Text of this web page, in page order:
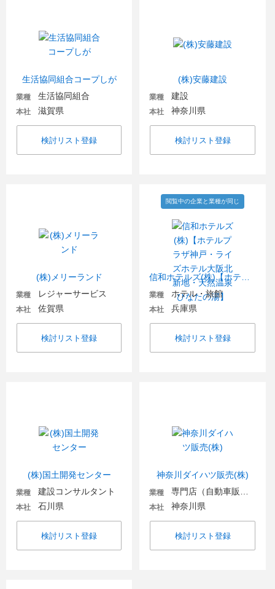
生活協同組合コープしが
業種 生活協同組合
本社 滋賀県
検討リスト登録
(株)安藤建設
業種 建設
本社 神奈川県
検討リスト登録
(株)メリーランド
業種 レジャーサービス
本社 佐賀県
検討リスト登録
閲覧中の企業と業種が同じ
業種 ホテル・旅館
本社 兵庫県
検討リスト登録
(株)国土開発センター
業種 建設コンサルタント
本社 石川県
検討リスト登録
神奈川ダイハツ販売(株)
業種
本社 神奈川県
検討リスト登録